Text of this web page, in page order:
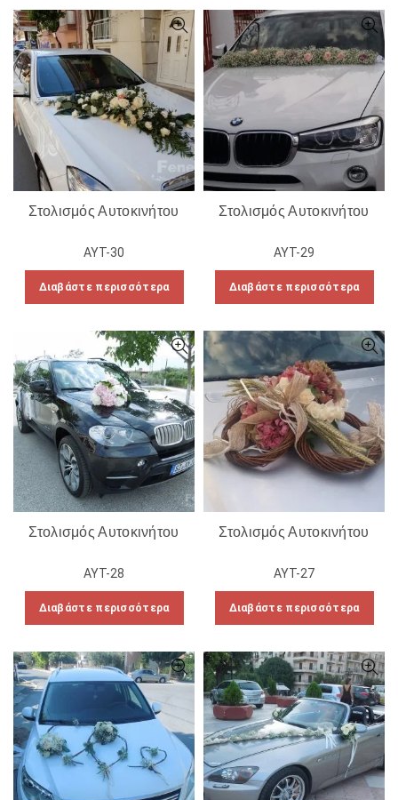
Στολισμός Αυτοκινήτου
ΑΥΤ-30
Διαβάστε περισσότερα
Στολισμός Αυτοκινήτου
ΑΥΤ-29
Διαβάστε περισσότερα
Στολισμός Αυτοκινήτου
ΑΥΤ-28
Διαβάστε περισσότερα
Στολισμός Αυτοκινήτου
ΑΥΤ-27
Διαβάστε περισσότερα